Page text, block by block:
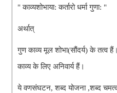
" काव्यशोभाया: कर्तारो धर्मा गुणा: "
अर्थात्
गुण काव्य मूल शोभा(सौंदर्य) के तत्व
काव्य के लिए अनिवार्य हैं।
ये वणसंघटन, शब्द योजना ,शब्द